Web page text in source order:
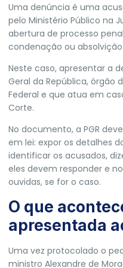
Uma denúncia é uma
pelo Ministério Público na
abertura de processo
condenação ou
Neste caso, apresentar a
Geral da República, órgão
Federal e que atua em
Corte.
No documento, a PGR
em lei: expor os detalhes
identificar os acusados,
eles devem responder e
ouvidas, se for o caso.
O que
apresentada
Uma vez protocolado o
ministro Alexandre de